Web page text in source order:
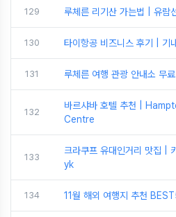
129 루체른 리기산 가는법 | 유람
130 타이항공 비즈니스 후기 |
131 루체른 여행 관광 안내소 무
132
바르샤바 호텔 추천 |
Centre
133
크라쿠프 유대인거리 맛집
yk
134 11월 해외 여행지 추천